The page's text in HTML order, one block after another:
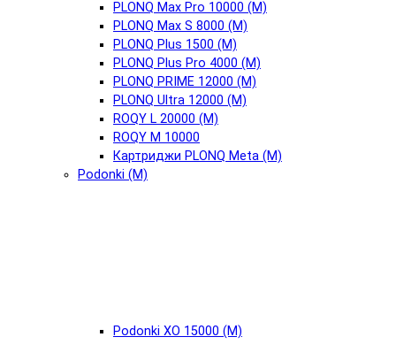
PLONQ Max Pro 10000 (М)
PLONQ Max S 8000 (М)
PLONQ Plus 1500 (М)
PLONQ Plus Pro 4000 (М)
PLONQ PRIME 12000 (М)
PLONQ Ultra 12000 (М)
ROQY L 20000 (М)
ROQY M 10000
Картриджи PLONQ Meta (М)
Podonki (М)
Podonki XO 15000 (М)